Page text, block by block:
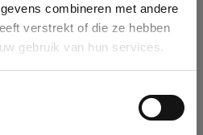
combineren met andere
verstrekt of die ze hebben
gebruik van hun services.
database by name, VAT or
is selected it will auto-complete the
in our database, you can create